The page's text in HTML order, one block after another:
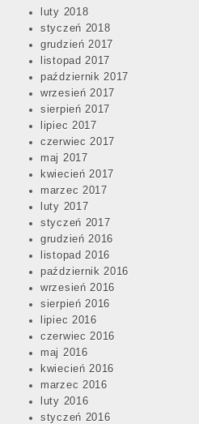
luty 2018
styczeń 2018
grudzień 2017
listopad 2017
październik 2017
wrzesień 2017
sierpień 2017
lipiec 2017
czerwiec 2017
maj 2017
kwiecień 2017
marzec 2017
luty 2017
styczeń 2017
grudzień 2016
listopad 2016
październik 2016
wrzesień 2016
sierpień 2016
lipiec 2016
czerwiec 2016
maj 2016
kwiecień 2016
marzec 2016
luty 2016
styczeń 2016